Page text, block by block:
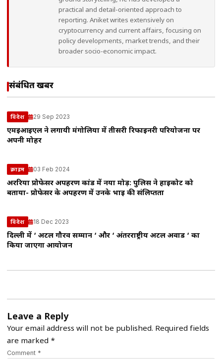
practical and detail-oriented approach to
reporting. Aniket writes extensively on
cryptocurrency and current affairs, focusing on
policy developments, market trends, and their
broader socio-economic impact.
संबंधित खबरें
विदेश 29 Sep 2023
एमईआईएल ने लगायी मंगोलिया में तीसरी रिफाइनरी परियोजना पर
अपनी मोहर
क्राइम 03 Feb 2024
अररिया प्रोफेसर अपहरण कांड में नया मोड़: पुलिस ने हाईकोर्ट को
बताया- प्रोफेसर के अपहरण में उनके भाई की संलिप्तता
विदेश 18 Dec 2023
दिल्ली में ‘ अटल गौरव सम्मान ‘ और ‘ अंतरराष्ट्रीय अटल अवार्ड ‘ का
किया जाएगा आयोजन
Leave a Reply
Your email address will not be published. Required fields
are marked *
Comment *